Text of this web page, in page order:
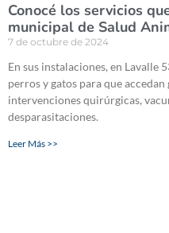
Conocé los servicios
municipal de Salud
7 de octubre de 2024
En sus instalaciones, en Lavalle
perros y gatos para que
intervenciones quirúrgicas,
desparasitaciones.
Leer Más >>